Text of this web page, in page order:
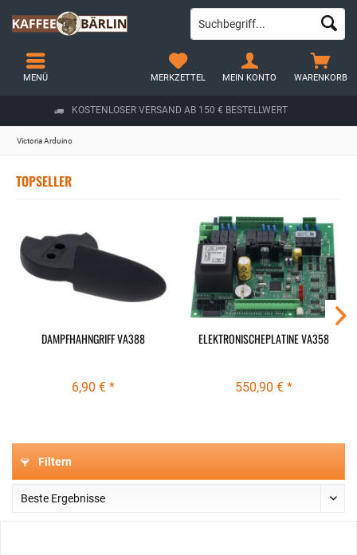
KOSTENLOSER VERSAND AB 150 € BESTELLWERT
WARENKORB
MERKZETTEL MEIN KONTO
MENÜ
Victoria Arduino
TOPSELLER
DAMPFHAHNGRIFF VA388
6,90 € *
ELEKTRONISCHEPLATINE VA358
550,90 € *
Filtern